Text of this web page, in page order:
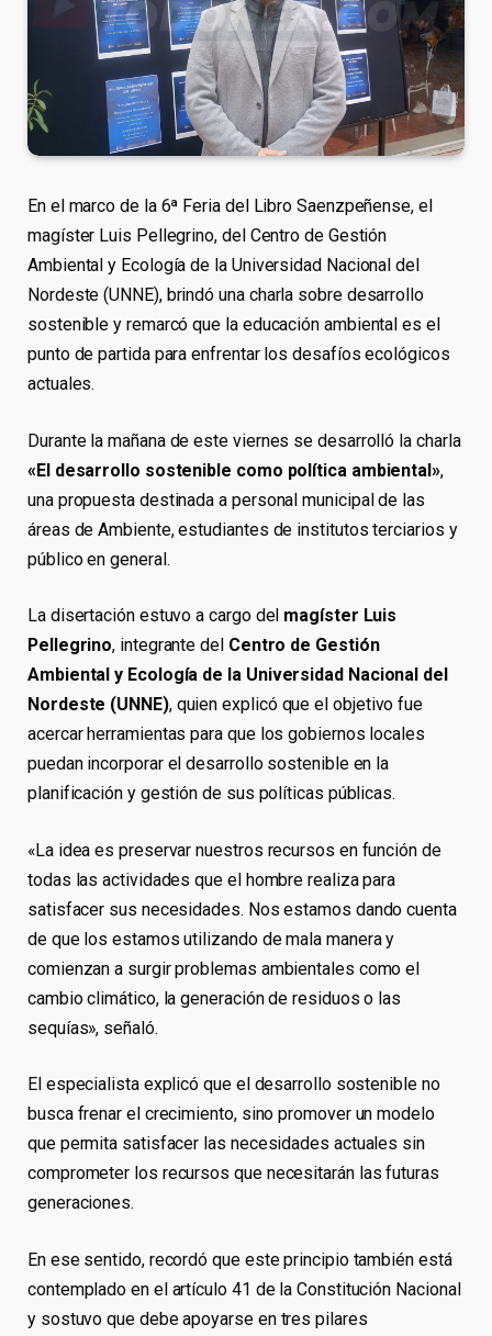
En el marco de la 6ª Feria del Libro Saenzpeñense, el
magíster Luis Pellegrino, del Centro de Gestión
Ambiental y Ecología de la Universidad Nacional del
Nordeste (UNNE), brindó una charla sobre desarrollo
sostenible y remarcó que la educación ambiental es el
punto de partida para enfrentar los desafíos ecológicos
actuales.
Durante la mañana de este viernes se desarrolló la charla
«El desarrollo sostenible como política ambiental»,
una propuesta destinada a personal municipal de las
áreas de Ambiente, estudiantes de institutos terciarios y
público en general.
La disertación estuvo a cargo del magíster Luis
Pellegrino, integrante del Centro de Gestión
Ambiental y Ecología de la Universidad Nacional del
Nordeste (UNNE), quien explicó que el objetivo fue
acercar herramientas para que los gobiernos locales
puedan incorporar el desarrollo sostenible en la
planificación y gestión de sus políticas públicas.
«La idea es preservar nuestros recursos en función de
todas las actividades que el hombre realiza para
satisfacer sus necesidades. Nos estamos dando cuenta
de que los estamos utilizando de mala manera y
comienzan a surgir problemas ambientales como el
cambio climático, la generación de residuos o las
sequías», señaló.
El especialista explicó que el desarrollo sostenible no
busca frenar el crecimiento, sino promover un modelo
que permita satisfacer las necesidades actuales sin
comprometer los recursos que necesitarán las futuras
generaciones.
En ese sentido, recordó que este principio también está
contemplado en el artículo 41 de la Constitución Nacional
y sostuvo que debe apoyarse en tres pilares